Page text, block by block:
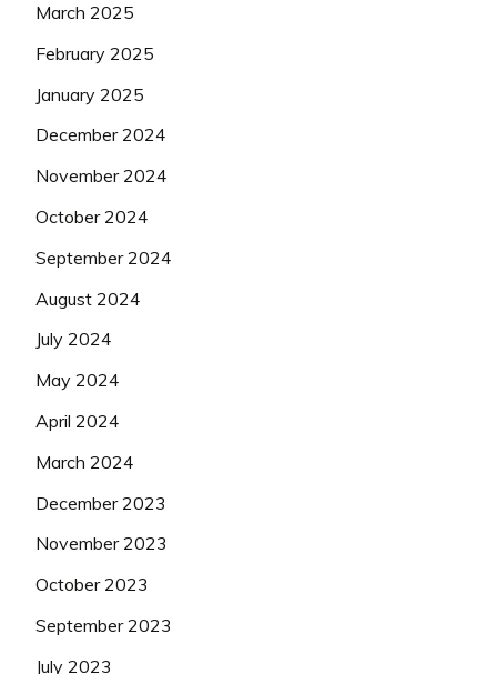
March 2025
February 2025
January 2025
December 2024
November 2024
October 2024
September 2024
August 2024
July 2024
May 2024
April 2024
March 2024
December 2023
November 2023
October 2023
September 2023
July 2023